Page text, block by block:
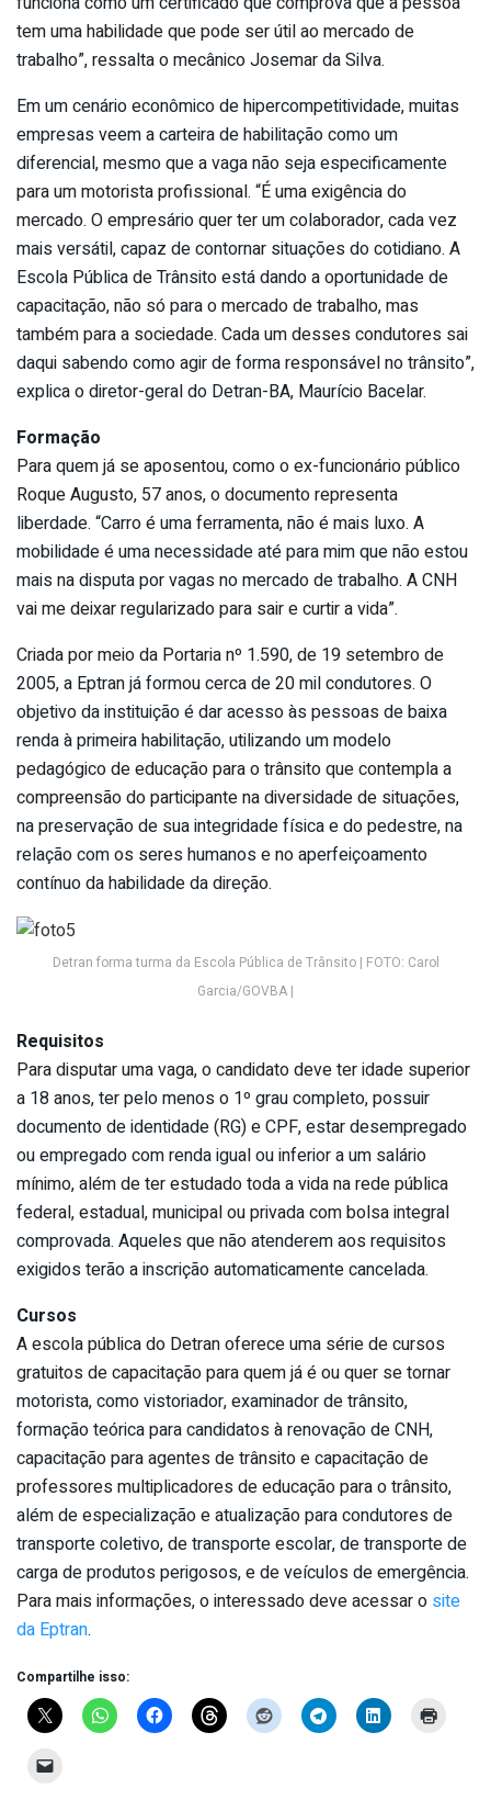
tem uma habilidade que pode ser útil ao mercado de
trabalho”, ressalta o mecânico Josemar da Silva.
Em um cenário econômico de hipercompetitividade, muitas
empresas veem a carteira de habilitação como um
diferencial, mesmo que a vaga não seja especificamente
para um motorista profissional. “É uma exigência do
mercado. O empresário quer ter um colaborador, cada vez
mais versátil, capaz de contornar situações do cotidiano. A
Escola Pública de Trânsito está dando a oportunidade de
capacitação, não só para o mercado de trabalho, mas
também para a sociedade. Cada um desses condutores sai
daqui sabendo como agir de forma responsável no trânsito”,
explica o diretor-geral do Detran-BA, Maurício Bacelar.
Formação
Para quem já se aposentou, como o ex-funcionário público
Roque Augusto, 57 anos, o documento representa
liberdade. “Carro é uma ferramenta, não é mais luxo. A
mobilidade é uma necessidade até para mim que não estou
mais na disputa por vagas no mercado de trabalho. A CNH
vai me deixar regularizado para sair e curtir a vida”.
Criada por meio da Portaria nº 1.590, de 19 setembro de
2005, a Eptran já formou cerca de 20 mil condutores. O
objetivo da instituição é dar acesso às pessoas de baixa
renda à primeira habilitação, utilizando um modelo
pedagógico de educação para o trânsito que contempla a
compreensão do participante na diversidade de situações,
na preservação de sua integridade física e do pedestre, na
relação com os seres humanos e no aperfeiçoamento
contínuo da habilidade da direção.
Detran forma turma da Escola Pública de Trânsito | FOTO: Carol
Garcia/GOVBA |
Requisitos
Para disputar uma vaga, o candidato deve ter idade superior
a 18 anos, ter pelo menos o 1º grau completo, possuir
documento de identidade (RG) e CPF, estar desempregado
ou empregado com renda igual ou inferior a um salário
mínimo, além de ter estudado toda a vida na rede pública
federal, estadual, municipal ou privada com bolsa integral
comprovada. Aqueles que não atenderem aos requisitos
exigidos terão a inscrição automaticamente cancelada.
Cursos
A escola pública do Detran oferece uma série de cursos
gratuitos de capacitação para quem já é ou quer se tornar
motorista, como vistoriador, examinador de trânsito,
formação teórica para candidatos à renovação de CNH,
capacitação para agentes de trânsito e capacitação de
professores multiplicadores de educação para o trânsito,
além de especialização e atualização para condutores de
transporte coletivo, de transporte escolar, de transporte de
carga de produtos perigosos, e de veículos de emergência.
Para mais informações, o interessado deve acessar o site
da Eptran.
Compartilhe isso: